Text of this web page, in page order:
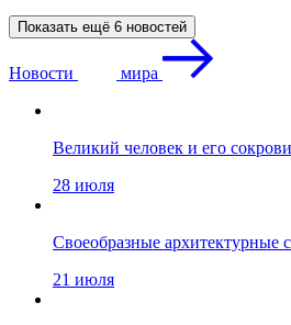
Показать ещё 6 новостей
Новости мира
Великий человек и его
28 июля
Своеобразные архитектурные
21 июля